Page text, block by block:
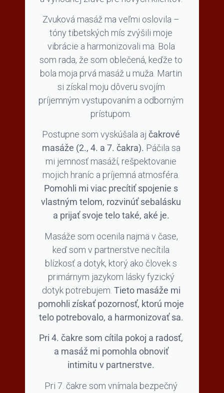
Zvuková masáž ma veľmi oslovila –
tóny tibetských mís zvýšili moje
vibrácie a harmonizovali ma. Bola
som rada, že som oblečená, keďže to
bola moja prvá masáž u muža. Martin
si získal moju dôveru svojím
príjemným vystupovaním a odborným
prístupom.
Postupne som vyskúšala aj čakrové
masáže (2., 4. a 7. čakra). Páčila sa
mi jemnosť masáží, rešpektovanie
mojich hraníc a príjemná atmosféra.
Pomohli mi viac precítiť spojenie s
vlastným telom, rozvinúť sebalásku
a prijať svoje telo také, aké je.
Masáže som ocenila najmä v čase,
keď som v partnerstve necítila
blízkosť a dotyk, ktorý ako človek s
primárnym jazykom lásky fyzický
dotyk potrebujem. Tieto masáže mi
pomohli získať pozornosť, ktorú moje
telo potrebovalo, a harmonizovať sa.
Pri 4. čakre som cítila pokoj a radosť,
a masáž mi pomohla obnoviť
intimitu v partnerstve.
Pri 7. čakre som vnímala bezpečný